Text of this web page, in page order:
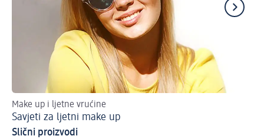
Make up i ljetne vrućine
Savjeti za ljetni make up
Slični proizvodi